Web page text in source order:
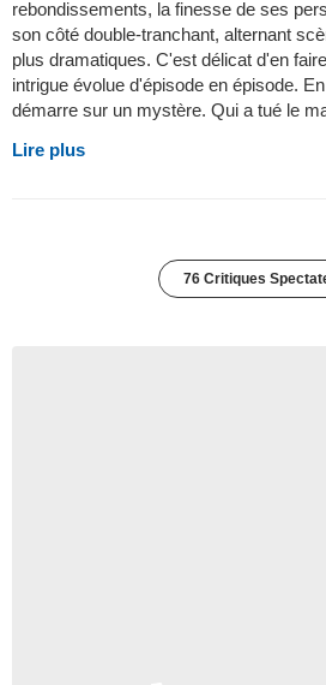
rebondissements, la finesse de ses
son côté double-tranchant, alternant
plus dramatiques. C'est délicat d'en
intrigue évolue d'épisode en épisode.
démarre sur un mystère. Qui a tué le
Lire plus
76 Critiques